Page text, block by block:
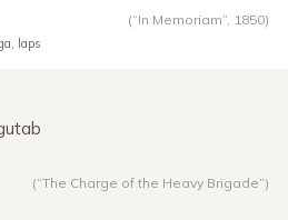
(“In Memoriam”, 1850)
laps
(“The Charge of the Heavy Brigade”)